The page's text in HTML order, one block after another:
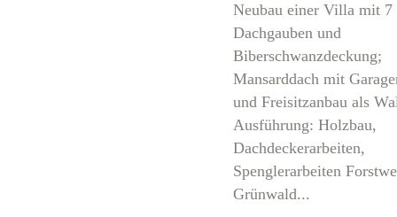
Neubau einer Villa mit 7
Dachgauben und
Biberschwanzdeckung;
Mansarddach mit
und Freisitzanbau als
Ausführung: Holzbau,
Dachdeckerarbeiten,
Spenglerarbeiten
Grünwald...